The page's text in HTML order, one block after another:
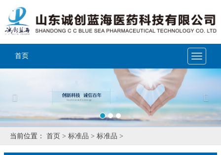
Toggle
首页
当前位置： 首页 > 标准品 > 标准品 >